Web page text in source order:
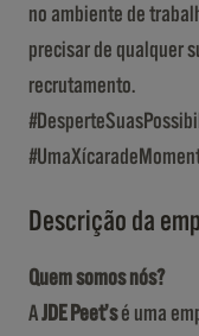
no ambiente de
precisar de qualquer
recrutamento.
Descrição da
Quem somos nós?
AJDE Peet’sé uma